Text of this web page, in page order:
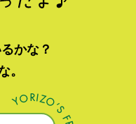
かな？
。